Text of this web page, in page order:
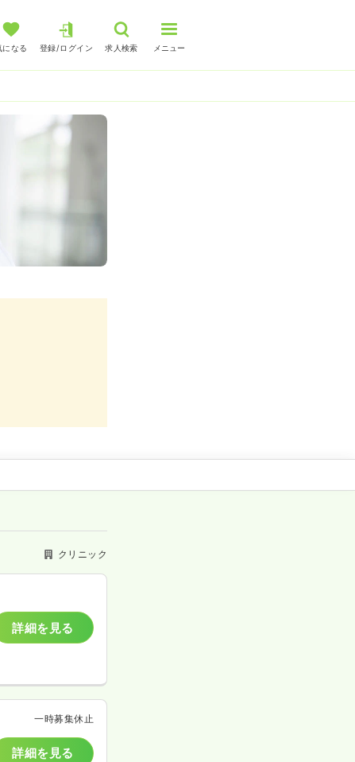
になる 登録/ログイン 求人検索 メニュー
クリニック
詳細を見る
一時募集休止
詳細を見る